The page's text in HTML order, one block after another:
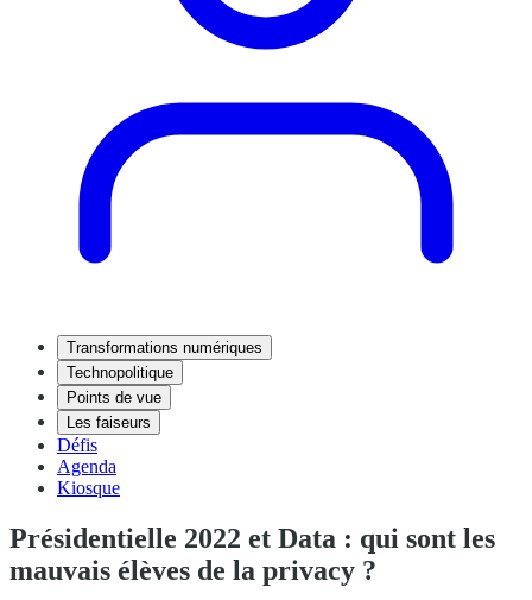
Transformations numériques
Technopolitique
Points de vue
Les faiseurs
Défis
Agenda
Kiosque
Présidentielle 2022 et Data : qui sont les
mauvais élèves de la privacy ?